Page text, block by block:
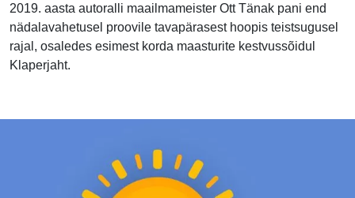
2019. aasta autoralli maailmameister Ott Tänak pani end
nädalavahetusel proovile tavapärasest hoopis teistsugusel
rajal, osaledes esimest korda maasturite kestvussõidul
Klaperjaht.